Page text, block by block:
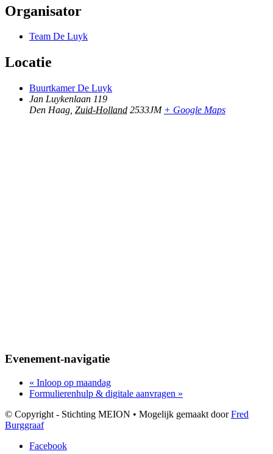
Organisator
Team De Luyk
Locatie
Buurtkamer De Luyk
Jan Luykenlaan 119
Den Haag Zuid-Holland 2533JM + Google Maps
Evenement-navigatie
« Inloop op maandag
Formulierenhulp & digitale aanvragen »
© Copyright - Stichting MEION • Mogelijk gemaakt doorFred
Burggraaf
Facebook